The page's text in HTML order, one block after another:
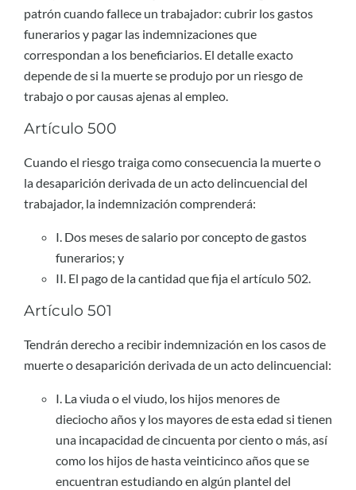
patrón cuando fallece un trabajador: cubrir los gastos
funerarios y pagar las indemnizaciones que
correspondan a los beneficiarios. El detalle exacto
depende de si la muerte se produjo por un riesgo de
trabajo o por causas ajenas al empleo.
Artículo 500
Cuando el riesgo traiga como consecuencia la muerte o
la desaparición derivada de un acto delincuencial del
trabajador, la indemnización comprenderá:
I. Dos meses de salario por concepto de gastos
funerarios; y
II. El pago de la cantidad que fija el artículo 502.
Artículo 501
Tendrán derecho a recibir indemnización en los casos de
muerte o desaparición derivada de un acto delincuencial:
I. La viuda o el viudo, los hijos menores de
dieciocho años y los mayores de esta edad si tienen
una incapacidad de cincuenta por ciento o más, así
como los hijos de hasta veinticinco años que se
encuentran estudiando en algún plantel del